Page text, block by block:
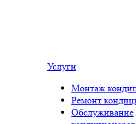
Услуги
Монтаж
Ремонт
Обслуживание